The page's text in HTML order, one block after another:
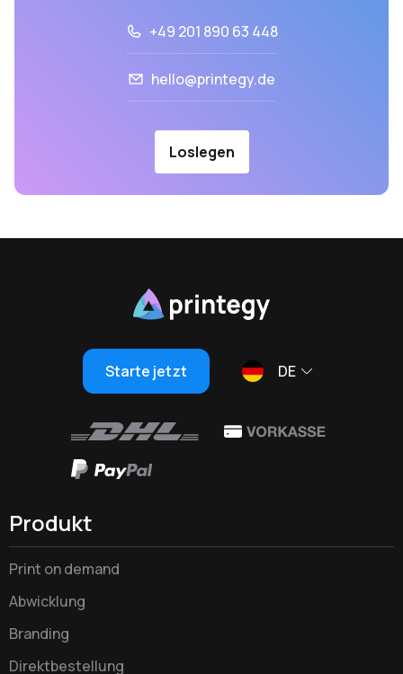
+49 201 890 63 448
hello@printegy.de
Loslegen
Starte jetzt DE
Produkt
Print on demand
Abwicklung
Branding
Direktbestellung